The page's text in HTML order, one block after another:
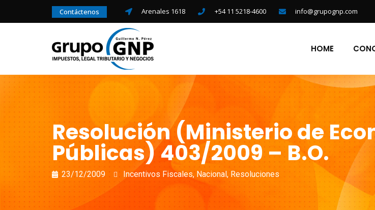
Contáctenos Arenales 1618 +54 11 5218-4600 info@grupognp.com
HOME
Resolución (Ministerio de
Públicas) 403/2009 – B.O.
23/12/2009 Incentivos Fiscales, Nacional,Resoluciones